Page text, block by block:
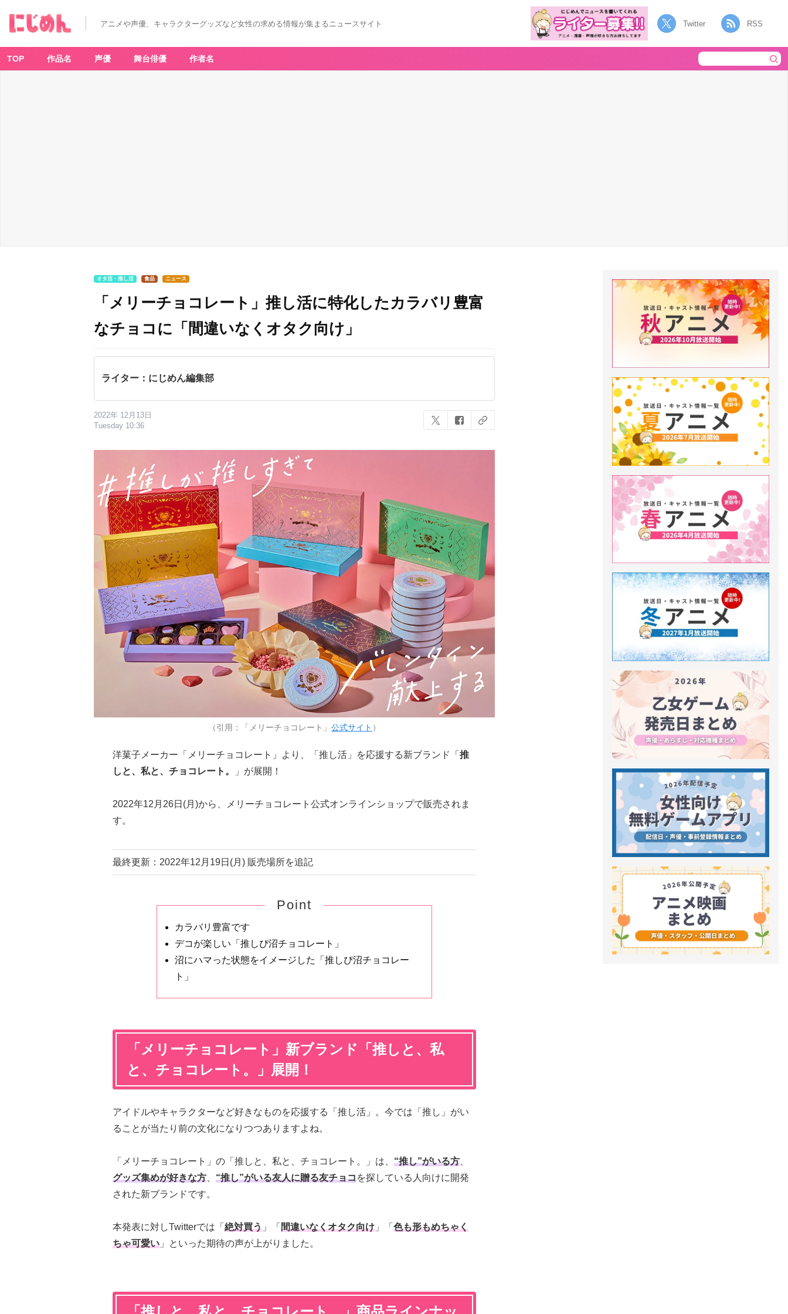
アニメや声優、キャラクターグッズなど女性の求める情報が集まるニュースサイト Twitter RSS
TOP 作品名 声優 舞台俳優 作者名
オタ活・推し活 食品 ニュース
「メリーチョコレート」推し活に特化したカラバリ豊富
なチョコに「間違いなくオタク向け」
ライター：にじめん編集部
2022年 12月13日
Tuesday 10:36
（引用：「メリーチョコレート」 公式サイト ）
洋菓子メーカー「メリーチョコレート」より、「推し活」を応援する新ブランド「 推
しと、私と、チョコレート。
」が展開！
2022年12月26日(月)から、メリーチョコレート公式オンラインショップで販売されま
す。
最終更新：2022年12月19日(月) 販売場所を追記
Point
カラバリ豊富です
デコが楽しい「推しぴ沼チョコレート」
沼にハマった状態をイメージした「推しぴ沼チョコレー
ト」
「メリーチョコレート」新ブランド「推しと、私
と、チョコレート。」展開！
アイドルやキャラクターなど好きなものを応援する「推し活」。今では「推し」がい
ることが当たり前の文化になりつつありますよね。
「メリーチョコレート」の「推しと、私と、チョコレート。」は、 “推し”がいる方
グッズ集めが好きな方
“推し”がいる友人に贈る友チョコを探している人向けに開発
された新ブランドです。
本発表に対しTwitterでは「 絶対買う 」「 間違いなくオタク向け 」「 色も形もめちゃく
ちゃ可愛い 」といった期待の声が上がりました。